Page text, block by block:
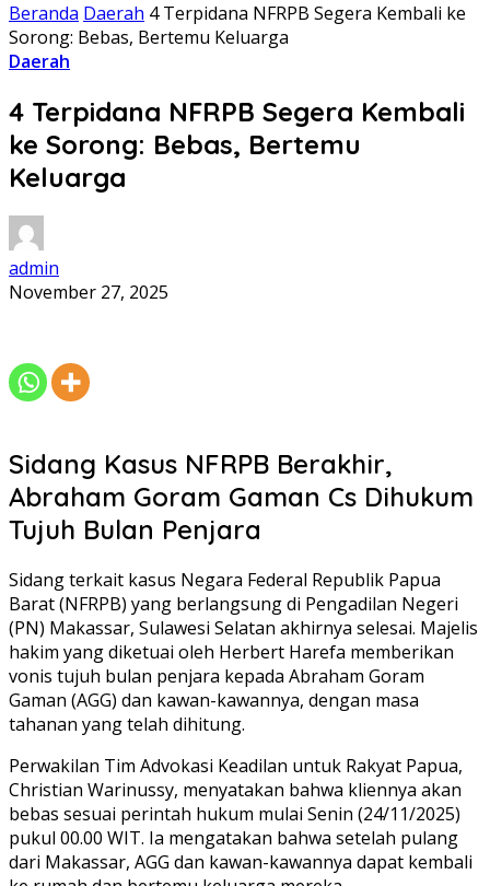
Beranda Daerah 4 Terpidana NFRPB Segera Kembali ke
Sorong: Bebas, Bertemu Keluarga
Daerah
4 Terpidana NFRPB Segera Kembali
ke Sorong: Bebas, Bertemu
Keluarga
admin
November 27, 2025
Sidang Kasus NFRPB Berakhir,
Abraham Goram Gaman Cs Dihukum
Tujuh Bulan Penjara
Sidang terkait kasus Negara Federal Republik Papua
Barat (NFRPB) yang berlangsung di Pengadilan Negeri
(PN) Makassar, Sulawesi Selatan akhirnya selesai. Majelis
hakim yang diketuai oleh Herbert Harefa memberikan
vonis tujuh bulan penjara kepada Abraham Goram
Gaman (AGG) dan kawan-kawannya, dengan masa
tahanan yang telah dihitung.
Perwakilan Tim Advokasi Keadilan untuk Rakyat Papua,
Christian Warinussy, menyatakan bahwa kliennya akan
bebas sesuai perintah hukum mulai Senin (24/11/2025)
pukul 00.00 WIT. Ia mengatakan bahwa setelah pulang
dari Makassar, AGG dan kawan-kawannya dapat kembali